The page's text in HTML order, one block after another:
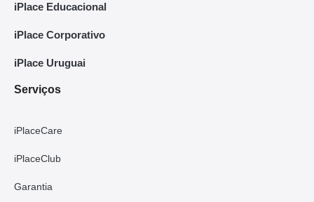
iPlace Educacional
iPlace Corporativo
iPlace Uruguai
Serviços
iPlaceCare
iPlaceClub
Garantia